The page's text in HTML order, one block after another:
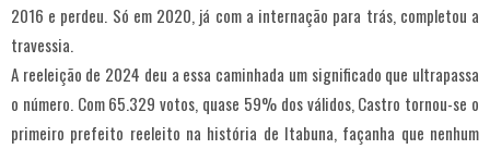
2016 e perdeu. Só em 2020, já com a internação para trás, completou a
travessia.
A reeleição de 2024 deu a essa caminhada um significado que ultrapassa
o número. Com 65.329 votos, quase 59% dos válidos, Castro tornou-se o
primeiro prefeito reeleito na história de Itabuna, façanha que nenhum